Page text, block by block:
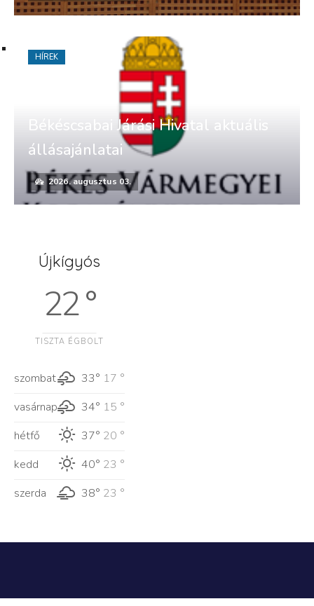
Békéscsabai Járási Hivatal aktuális
állásajánlatai
2026. augusztus 03.
HÍREK
Újkígyós
22 °
TISZTA ÉGBOLT
szombat 33° 17 °
vasárnap
34° 15 °
hétfő
37° 20 °
kedd
40° 23 °
szerda
38° 23 °